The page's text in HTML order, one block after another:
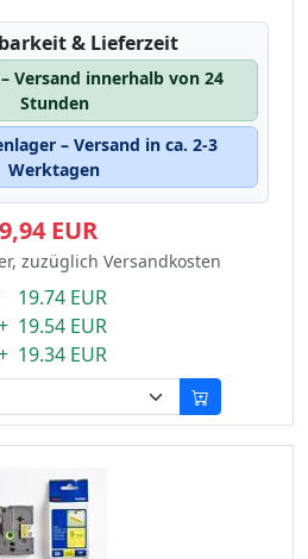
& Lieferzeit
Versand innerhalb von 24
Stunden
– Versand in ca. 2-3
Werktagen
EUR
zuzüglich Versandkosten
19.74 EUR
19.54 EUR
19.34 EUR